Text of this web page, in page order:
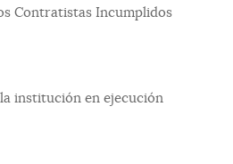
Contratistas Incumplidos
institución en ejecución